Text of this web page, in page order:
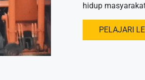
hidup
PELAJARI